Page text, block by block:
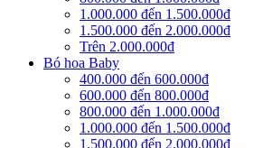
1.000.000 đến 1.500.000đ
1.500.000 đến 2.000.000đ
Trên 2.000.000đ
Bó hoa Baby
400.000 đến 600.000đ
600.000 đến 800.000đ
800.000 đến 1.000.000đ
1.000.000 đến 1.500.000đ
1.500.000 đến 2.000.000đ